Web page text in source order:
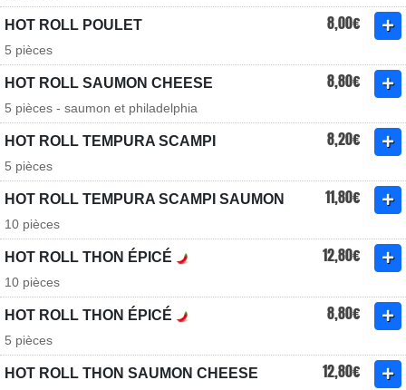
HOT ROLL POULET 8,00€
5 pièces
HOT ROLL SAUMON CHEESE 8,80€
5 pièces - saumon et philadelphia
HOT ROLL TEMPURA SCAMPI 8,20€
5 pièces
HOT ROLL TEMPURA SCAMPI SAUMON 11,80€
10 pièces
HOT ROLL THON ÉPICÉ 12,80€
10 pièces
HOT ROLL THON ÉPICÉ 8,80€
5 pièces
HOT ROLL THON SAUMON CHEESE 12,80€